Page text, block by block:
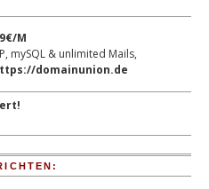
M
mySQL & unlimited Mails,
domainunion.de